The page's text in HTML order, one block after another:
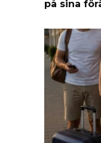
på sina